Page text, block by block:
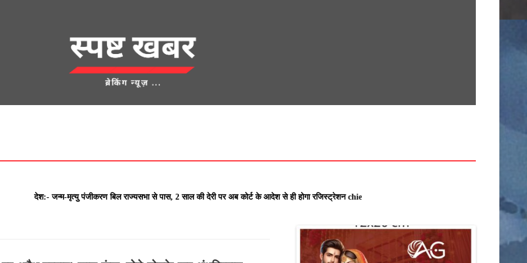
अनूपपुर
खरगोन इंदौर
देश:- जन्म-मृत्यु पंजीकरण बिल राज्यसभा से पास, 2 साल की देरी पर अब कोर्ट के आदेश से ही होगा रजिस्ट्रेशन chief editor Uttam Sharma. mk choudhary